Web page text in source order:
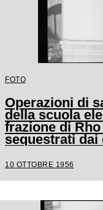
FOTO
Operazioni di
della scuola
frazione di
sequestrati dai
10 OTTOBRE 1956